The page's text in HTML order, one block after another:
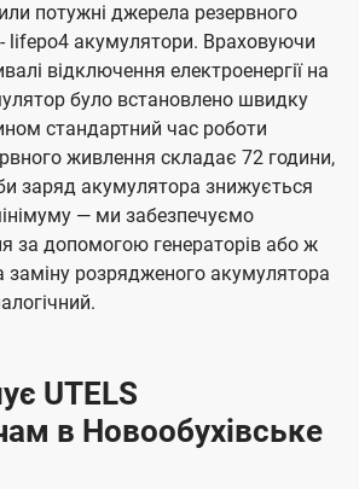
потужні джерела резервного
lifepo4 акумулятори. Враховуючи
відключення електроенергії на
було встановлено швидку
стандартний час роботи
живлення складає 72 години,
заряд акумулятора знижується
— ми забезпечуємо
за допомогою генераторів або ж
заміну розрядженого акумулятора
UTELS
в Новообухівське